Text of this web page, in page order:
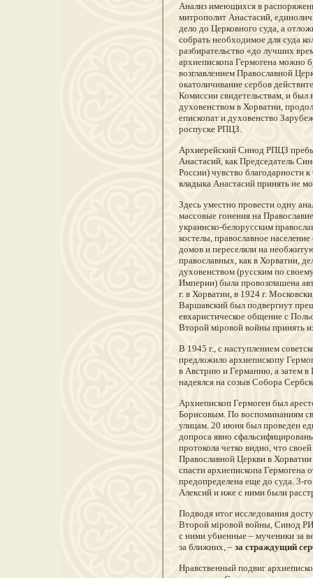
Анализ имеющихся в
митрополит Анастасий,
дело до Церковного суда, а
собрать необходимое для суда
разбирательство «до лучших
архиепископа Гермогена можно
возглавлением Православной
окатоличивание сербов
Комиссии свидетельствам, и был
духовенством в Хорватии,
епископат и духовенство
роспуске РПЦЗ.
Архиерейский Синод РПЦЗ
Анастасий, как Председатель
России) чувство благодарности
владыка Анастасий принять не
Здесь уместно провести одну
массовые гонения на
украинско-белорусским
костелы, православное
домов и переселяли на
православных, как в Хорватии,
духовенством (русским по
Империи) была провозглашена
г. в Хорватии, в 1924 г.
Варшавский был подвергнут
евхаристическое общение с
Второй мiровой войны принять
В 1945 г., с наступлением
предложило архиепископу
в Австрию и Германию, а затем в
надеялся на созыв Собора
Архиепископ Гермоген был
Борисовым. По воспоминаниям
улицам. 20 июня был проведен
допроса явно
протокола четко видно, что
Православной Церкви в
спасти архиепископа
предопределена еще до суда. 3-
Алексий и иже с ними были
Подводя итог исследования
Второй мiровой войны, Синод
с ними убиенные – мученики за
за ближних, – за страждущий
Нравственный подвиг